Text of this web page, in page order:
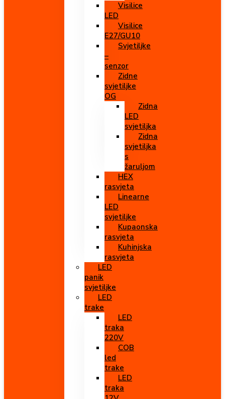
Visilice
LED
Visilice
E27/GU10
Svjetiljke
–
senzor
Zidne
svjetiljke
OG
Zidna
LED
svjetiljka
Zidna
svjetiljka
s
žaruljom
HEX
rasvjeta
Linearne
LED
svjetiljke
Kupaonska
rasvjeta
Kuhinjska
rasvjeta
LED
panik
svjetiljke
LED
trake
LED
traka
220V
COB
led
trake
LED
traka